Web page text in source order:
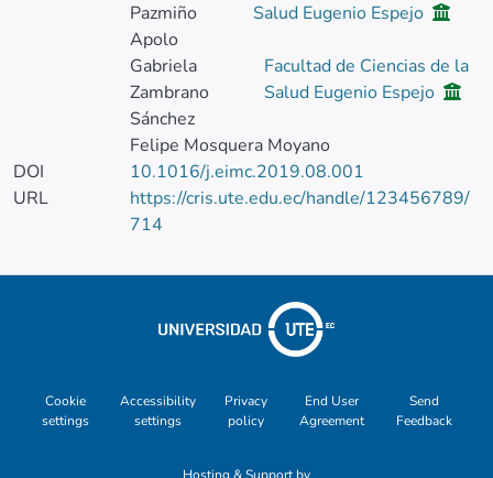
Pazmiño
Apolo
Salud Eugenio Espejo
Gabriela
Zambrano
Sánchez
Facultad de Ciencias de la
Salud Eugenio Espejo
Felipe Mosquera Moyano
DOI
10.1016/j.eimc.2019.08.001
URL
https://cris.ute.edu.ec/handle/123456789/
714
Cookie
settings
Accessibility
settings
Privacy
policy
End User
Agreement
Send
Feedback
Hosting & Support by